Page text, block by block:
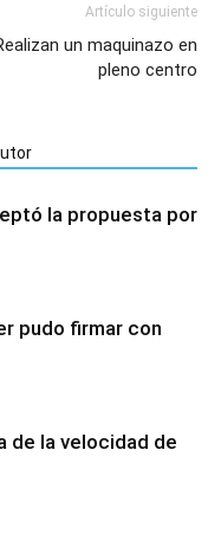
Artículo siguiente
un maquinazo en
pleno centro
la propuesta por
pudo firmar con
de la velocidad de